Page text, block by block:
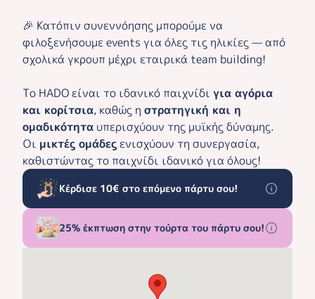
🎉 Κατόπιν συνεννόησης μπορούμε να
φιλοξενήσουμε events για όλες τις ηλικίες — από
σχολικά γκρουπ μέχρι εταιρικά team building!
Το HADO είναι το ιδανικό παιχνίδι για αγόρια
και κορίτσια, καθώς η στρατηγική και η
ομαδικότητα υπερισχύουν της μυϊκής δύναμης.
Οι μικτές ομάδεςενισχύουν τη συνεργασία,
καθιστώντας το παιχνίδι ιδανικό για όλους!
Κέρδισε 10€ στο επόμενο πάρτυ σου!
25% έκπτωση στην τούρτα του πάρτυ σου!